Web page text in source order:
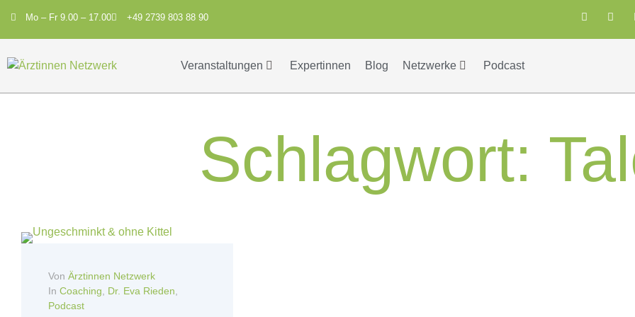
Mo – Fr 9.00 – 17.00 +49 2739 803 88 90
Veranstaltungen Expertinnen Blog Netzwerke Podcast
Schlagwort:
Von Ärztinnen Netzwerk
In Coaching Dr. Eva Rieden
Podcast